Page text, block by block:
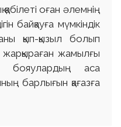
оған әлемнің
байқауға мүмкіндік
қып-қызыл болып
жарқыраған жамылғы
бояулардың аса
барлығын қағазға